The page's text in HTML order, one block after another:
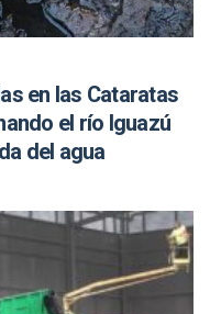
en las Cataratas
el río Iguazú
del agua